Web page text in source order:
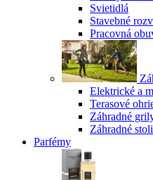
Svietidlá
Stavebné
Pracovná
Elektrické a
Terasové
Záhradné
Záhradné
Parfémy